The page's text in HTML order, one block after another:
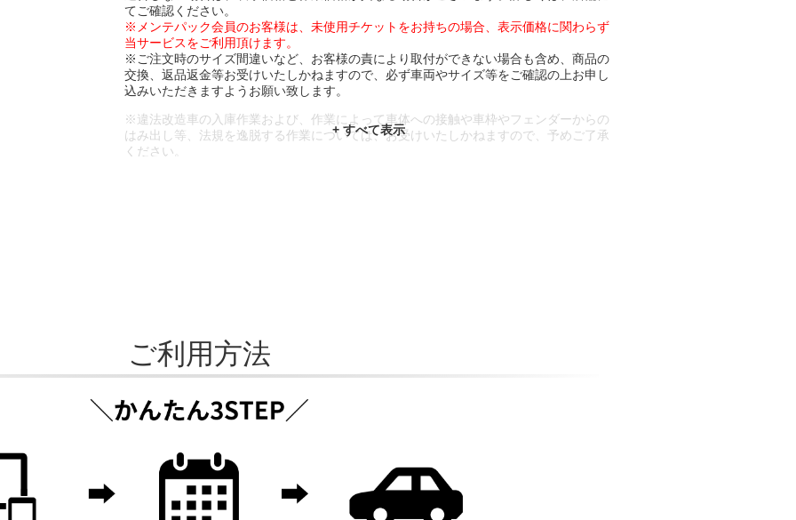
てご確認ください。
※メンテパック会員のお客様は、未使用チケットをお持ちの場合、表示価格に関わらず
当サービスをご利用頂けます。
※ご注文時のサイズ間違いなど、お客様の責により取付ができない場合も含め、商品の
交換、返品返金等お受けいたしかねますので、必ず車両やサイズ等をご確認の上お申し
込みいただきますようお願い致します。
※違法改造車の入庫作業および、作業によって車体への接触や車枠やフェンダーからの
はみ出し等、法規を逸脱する作業については、お受けいたしかねますので、予めご了承
ください。
ご利用方法